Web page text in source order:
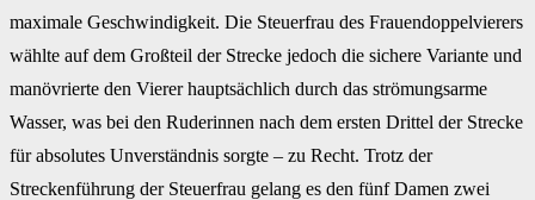
maximale Geschwindigkeit. Die Steuerfrau des Frauendoppelvierers
wählte auf dem Großteil der Strecke jedoch die sichere Variante und
manövrierte den Vierer hauptsächlich durch das strömungsarme
Wasser, was bei den Ruderinnen nach dem ersten Drittel der Strecke
für absolutes Unverständnis sorgte – zu Recht. Trotz der
Streckenführung der Steuerfrau gelang es den fünf Damen zwei